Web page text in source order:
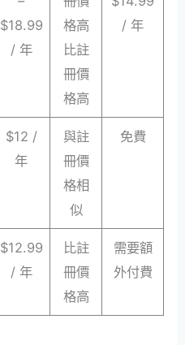
$18.99
/ 年
格高
比註
冊價
格高
/ 年
$12 /
年
與註
冊價
格相
似
免費
$12.99
/ 年
比註
冊價
格高
需要額
外付費